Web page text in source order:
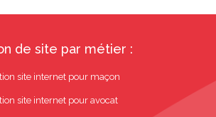
de site par métier :
site internet pour maçon
site internet pour avocat